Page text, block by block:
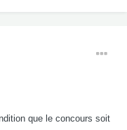
que le concours soit